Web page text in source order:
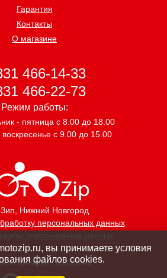
, Нижний Новгород
персональных данных
персональных данных
Гарантия
Контакты
О магазине
466-14-33
466-22-73
Режим работы:
- пятница с 8.00 до 18.00
воскресенье с 9.00 до 15.00
интернет магазина
вы принимаете условия
файлов cookies.